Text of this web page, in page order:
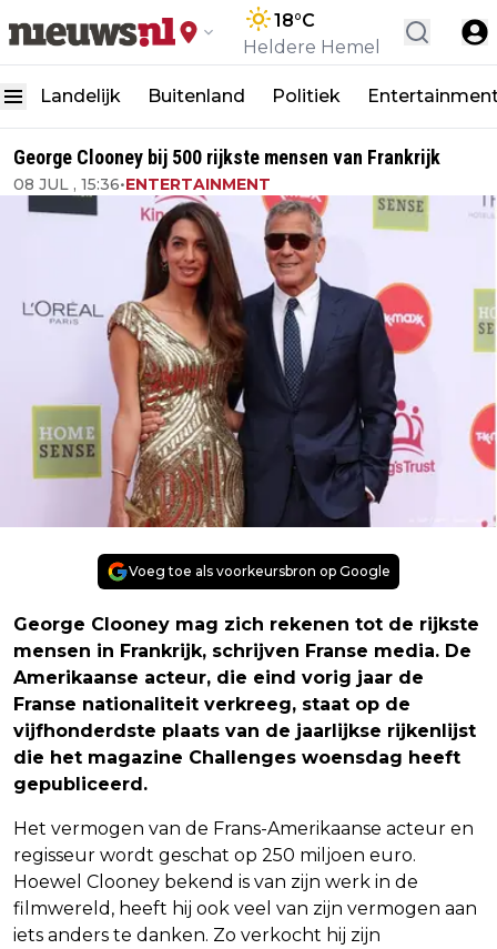
18°C
Heldere Hemel
Landelijk Buitenland Politiek
George Clooney bij 500 rijkste mensen van Frankrijk
08 JUL , 15:36•ENTERTAINMENT
Voeg toe als voorkeursbron op Google
George Clooney mag zich rekenen tot de rijkste
mensen in Frankrijk, schrijven Franse media. De
Amerikaanse acteur, die eind vorig jaar de
Franse nationaliteit verkreeg, staat op de
vijfhonderdste plaats van de jaarlijkse rijkenlijst
die het magazine Challenges woensdag heeft
gepubliceerd.
Het vermogen van de Frans-Amerikaanse acteur en
regisseur wordt geschat op 250 miljoen euro.
Hoewel Clooney bekend is van zijn werk in de
filmwereld, heeft hij ook veel van zijn vermogen aan
iets anders te danken. Zo verkocht hij zijn